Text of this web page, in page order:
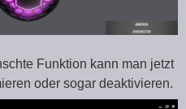
Funktion kann man jetzt
oder sogar deaktivieren.